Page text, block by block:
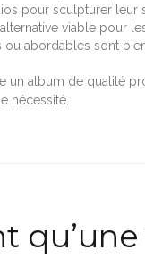
pour sculpturer leur
alternative viable pour
ou abordables sont
un album de qualité
nécessité.